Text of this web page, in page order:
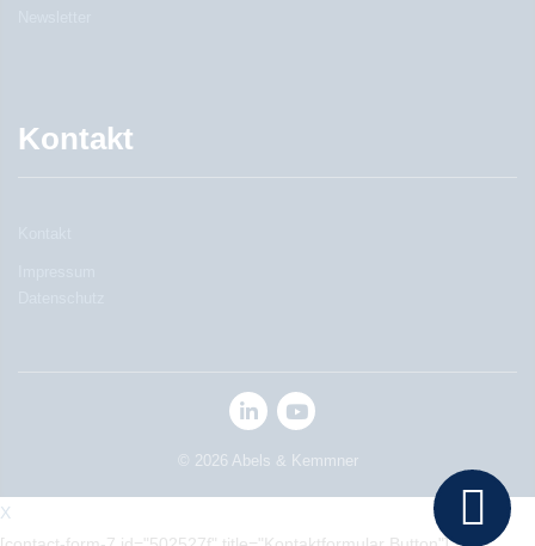
Kontakt
© 2026 Abels & Kemmner
X